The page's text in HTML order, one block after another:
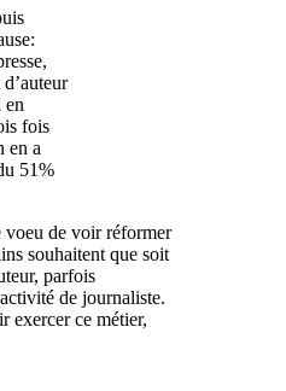
en
fois
en a
51%
voeu de voir réformer
souhaitent que soit
parfois
de journaliste.
exercer ce métier,